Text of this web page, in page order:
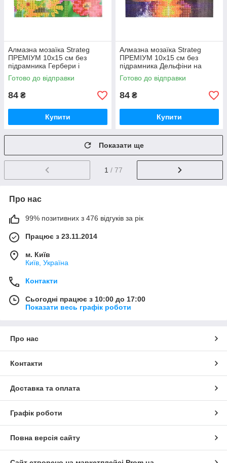
Алмазна мозаїка Strateg
ПРЕМІУМ 10х15 см без
підрамника Гербери і
метелики (YAB14425)
Готово до відправки
84 ₴
Купити
Алмазна мозаїка Strateg
ПРЕМІУМ 10х15 см без
підрамника Дельфіни на
заході сонця (YAB29566)
Готово до відправки
84 ₴
Купити
Показати ще
1 / 77
Про нас
99% позитивних з 476 відгуків за рік
Працює з 23.11.2014
м. Київ
Київ, Україна
Контакти
Сьогодні працює з 10:00 до 17:00
Показати весь графік роботи
Про нас
Контакти
Доставка та оплата
Графік роботи
Повна версія сайту